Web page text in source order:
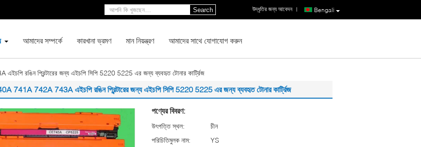
Bengali
উদ্ধৃতির জন্য আবেদন |
Search
আমাদের সম্পর্কে কারখানা ভ্রমণ মান নিয়ন্ত্রণ আমাদের সাথে যোগাযোগ করুন
রঙিন প্রিন্টারের জন্য এইচপি সিপি 5220 5225 এর জন্য ব্যবহৃত টোনার কার্ট্রিজ
741A 742A 743A এইচপি রঙিন প্রিন্টারের জন্য এইচপি সিপি 5220 5225 এর জন্য ব্যবহৃত টোনার কার্ট্রিজ
পণ্যের বিবরণ:
উৎপত্তি স্থল:
চীন
পরিচিতিমুলক নাম:
YS